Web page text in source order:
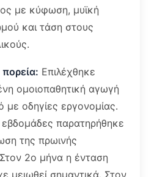
με κύφωση, μυϊκή
και τάση στους
Επιλέχθηκε
ομοιοπαθητική αγωγή
με οδηγίες εργονομίας.
παρατηρήθηκε
της πρωινής
2ο μήνα η ένταση
μειωθεί σημαντικά. Στον